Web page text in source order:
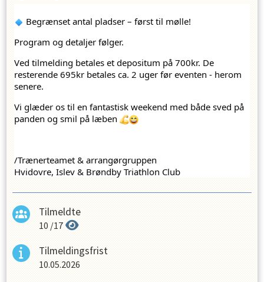
Begrænset antal pladser – først til mølle!
Program og detaljer følger.
Ved tilmelding betales et depositum på 700kr. De
resterende 695kr betales ca. 2 uger før eventen - herom
senere.
Vi glæder os til en fantastisk weekend med både sved på
panden og smil på læben
/Trænerteamet & arrangørgruppen
Hvidovre, Islev & Brøndby Triathlon Club
Tilmeldte
10 /17
Tilmeldingsfrist
10.05.2026